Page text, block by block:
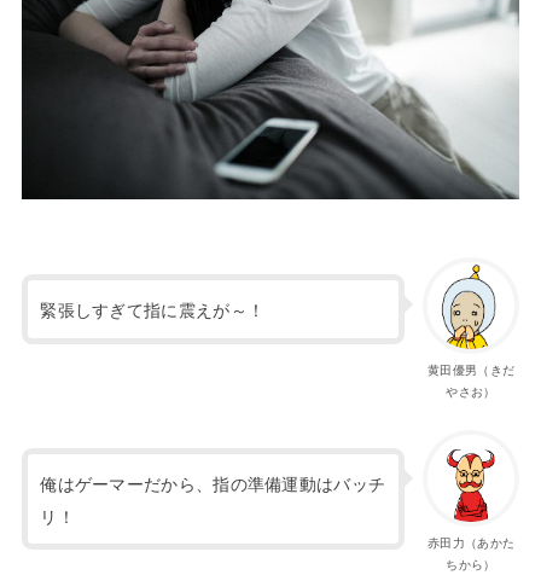
黄田優男（きだ
やさお）
緊張しすぎて指に震えが～！
赤田力（あかた
ちから）
俺はゲーマーだから、指の準備運動はバッチ
リ！